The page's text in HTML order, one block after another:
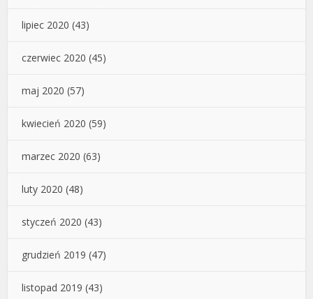
lipiec 2020 (43)
czerwiec 2020 (45)
maj 2020 (57)
kwiecień 2020 (59)
marzec 2020 (63)
luty 2020 (48)
styczeń 2020 (43)
grudzień 2019 (47)
listopad 2019 (43)